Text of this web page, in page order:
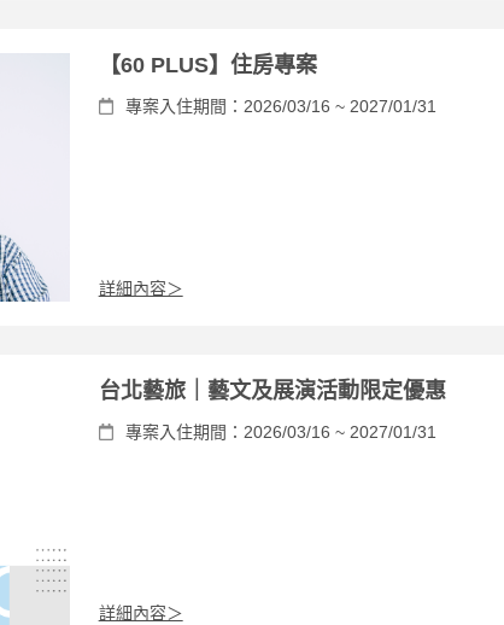
【60 PLUS】住房專案
專案入住期間：2026/03/16 ~ 2027/01/31
詳細內容＞
台北藝旅｜藝文及展演活動限定優惠
專案入住期間：2026/03/16 ~ 2027/01/31
詳細內容＞